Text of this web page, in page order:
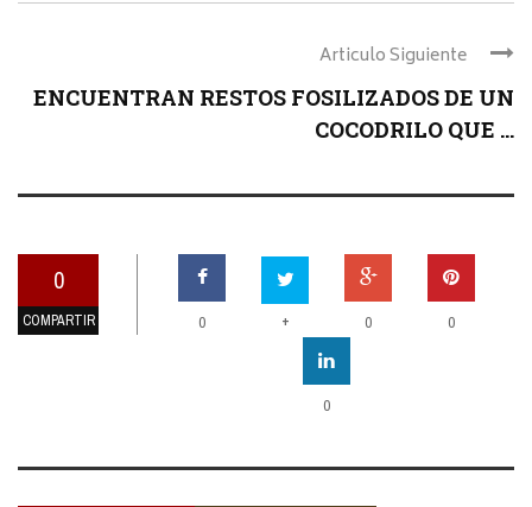
Articulo Siguiente
ENCUENTRAN RESTOS FOSILIZADOS DE UN
COCODRILO QUE ...
0
COMPARTIR 0 + 0 0
0